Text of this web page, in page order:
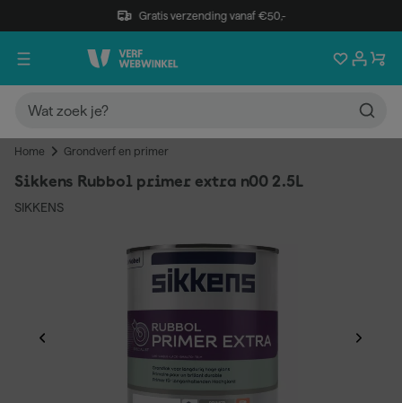
Gratis verzending vanaf €50,-
Home Grondverf en primer
Sikkens Rubbol primer extra n00 2.5L
SIKKENS